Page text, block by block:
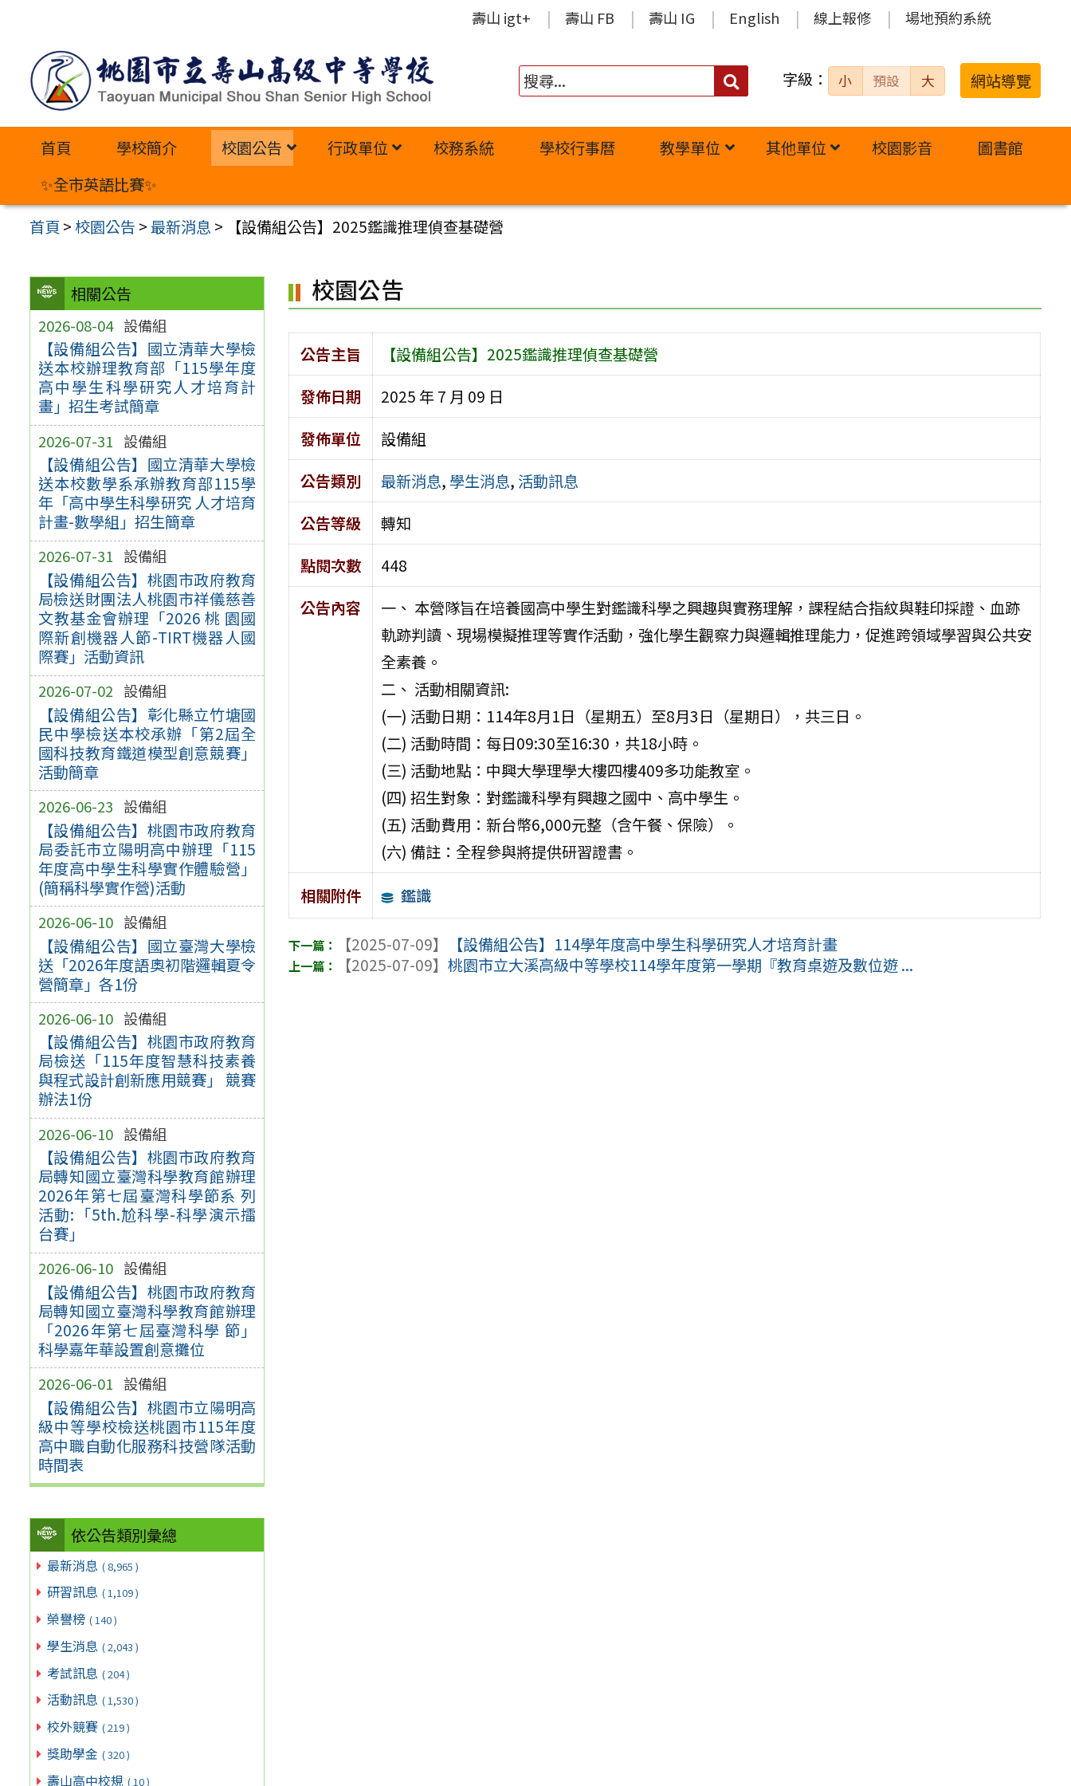
內
壽山 igt+ 壽山 FB 壽山 IG English 線上報修 場地預約系統
搜
字級： 小 預設 大 網站導覽
首頁 學校簡介 校園公告 行政單位 校務系統 學校行事曆 教學單位 其他單位 校園影音
圖書館
✨全市英語比賽✨
首頁 >校園公告 >最新消息 > 【設備組公告】2025鑑識推理偵查基礎營
相關公告
2026-08-04 設備組
【設備組公告】國立清華大學檢
送本校辦理教育部「115學年度
高中學生科學研究人才培育計
畫」招生考試簡章
2026-07-31 設備組
【設備組公告】國立清華大學檢
送本校數學系承辦教育部115學
年「高中學生科學研究 人才培育
計畫-數學組」招生簡章
2026-07-31 設備組
【設備組公告】桃園市政府教育
局檢送財團法人桃園市祥儀慈善
文教基金會辦理「2026 桃 園國
際新創機器人節-TIRT機器人國
際賽」活動資訊
2026-07-02 設備組
【設備組公告】彰化縣立竹塘國
民中學檢送本校承辦「第2屆全
國科技教育鐵道模型創意競賽」
活動簡章
2026-06-23 設備組
【設備組公告】桃園市政府教育
局委託市立陽明高中辦理「115
年度高中學生科學實作體驗營」
(簡稱科學實作營)活動
2026-06-10 設備組
【設備組公告】國立臺灣大學檢
送「2026年度語奧初階邏輯夏令
營簡章」各1份
2026-06-10 設備組
【設備組公告】桃園市政府教育
局檢送「115年度智慧科技素養
與程式設計創新應用競賽」 競賽
辦法1份
2026-06-10 設備組
【設備組公告】桃園市政府教育
局轉知國立臺灣科學教育館辦理
2026年第七屆臺灣科學節系 列
活動:「5th.尬科學-科學演示擂
台賽」
2026-06-10 設備組
【設備組公告】桃園市政府教育
局轉知國立臺灣科學教育館辦理
「2026年第七屆臺灣科學 節」
科學嘉年華設置創意攤位
2026-06-01 設備組
【設備組公告】桃園市立陽明高
級中等學校檢送桃園市115年度
高中職自動化服務科技營隊活動
時間表
依公告類別彙總
最新消息 ( 8,965 )
研習訊息 ( 1,109 )
榮譽榜 ( 140 )
學生消息 ( 2,043 )
考試訊息 ( 204 )
活動訊息 ( 1,530 )
校外競賽 ( 219 )
獎助學金 ( 320 )
壽山高中校規 ( 10 )
校園公告
公告主旨
【設備組公告】2025鑑識推理偵查基礎營
發佈日期
2025 年 7 月 09 日
發佈單位
設備組
公告類別
最新消息, 學生消息, 活動訊息
公告等級
轉知
點閱次數
448
公告內容
一、 本營隊旨在培養國高中學生對鑑識科學之興趣與實務理解，課程結合指紋與鞋印採證、血跡
軌跡判讀、現場模擬推理等實作活動，強化學生觀察力與邏輯推理能力，促進跨領域學習與公共安
全素養。
二、 活動相關資訊:
(一) 活動日期：114年8月1日（星期五）至8月3日（星期日），共三日。
(二) 活動時間：每日09:30至16:30，共18小時。
(三) 活動地點：中興大學理學大樓四樓409多功能教室。
(四) 招生對象：對鑑識科學有興趣之國中、高中學生。
(五) 活動費用：新台幣6,000元整（含午餐、保險）。
(六) 備註：全程參與將提供研習證書。
相關附件
鑑識
【2025-07-09】
【設備組公告】114學年度高中學生科學研究人才培育計畫
【2025-07-09】桃園市立大溪高級中等學校114學年度第一學期『教育桌遊及數位遊 ...